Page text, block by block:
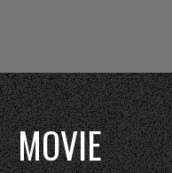
MOVIE